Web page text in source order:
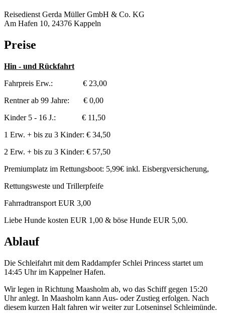
Reisedienst Gerda Müller GmbH & Co. KG
Am Hafen 10, 24376 Kappeln
Preise
Hin - und Rückfahrt
Fahrpreis Erw.: € 23,00
Rentner ab 99 Jahre: € 0,00
Kinder 5 - 16 J.: € 11,50
1 Erw. + bis zu 3 Kinder: € 34,50
2 Erw. + bis zu 3 Kinder: € 57,50
Premiumplatz im Rettungsboot: 5,99€ inkl. Eisbergversicherung,
Rettungsweste und Trillerpfeife
Fahrradtransport EUR 3,00
Liebe Hunde kosten EUR 1,00 & böse Hunde EUR 5,00.
Ablauf
Die Schleifahrt mit dem Raddampfer Schlei Princess startet um
14:45 Uhr im Kappelner Hafen.
Wir legen in Richtung Maasholm ab, wo das Schiff gegen 15:20
Uhr anlegt. In Maasholm kann Aus- oder Zustieg erfolgen. Nach
diesem kurzen Halt fahren wir weiter zur Lotseninsel Schleimünde.